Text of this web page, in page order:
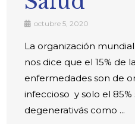
octubre 5, 2020
La organización
nos dice que el 15% de
enfermedades son de
infeccioso y solo el 85%
degenerativás como ...